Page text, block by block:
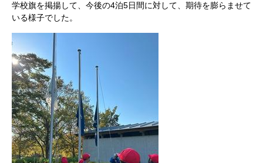
学校旗を掲揚して、今後の4泊5日間に対して、期待を膨らませて
いる様子でした。